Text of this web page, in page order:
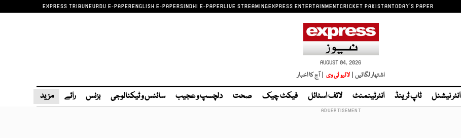
EXPRESS TRIBUNEURDU E-PAPERENGLISH E-PAPERSINDHI E-PAPERLIVE STREAMINGEXPRESS ENTERTAINMENTCRICKET PAKISTANTODAY'S PAPER
AUGUST 04, 2026
اشتہار لگائیں | لائیو ٹی وی | آج کا اخبار
انٹر نیشنل ٹاپ ٹرینڈ انٹرٹینمنٹ لائف اسٹائل فیکٹ چیک صحت دلچسپ و عجیب سائنس و ٹیکنالوجی بزنس رائے مزید